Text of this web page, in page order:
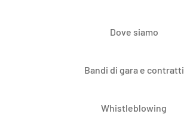
Dove siamo
Bandi di gara e contratti
Whistleblowing